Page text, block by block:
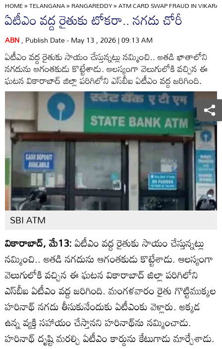
HOME»TELANGANA»RANGAREDDY»ATM CARD SWAP FRAUD IN
ఏటీఎం వద్ద రైతుకు టోకరా.. నగదు చోరీ
ABN, Publish Date - May 13 , 2026 | 09:13 AM
ఏటీఎం వద్ద రైతుకు సాయం చేస్తున్నట్లు నమ్మించి.. అతడి ఖాతాలోని
నగదును ఆగంతకుడు కొట్టేశాడు. ఆలస్యంగా వెలుగులోకి వచ్చిన ఈ
ఘటన వికారాబాద్ జిల్లా పరిగిలోని ఎస్‌బీఐ ఏటీఎం వద్ద జరిగింది.
SBI ATM
వికారాబాద్, మే13:ఏటీఎం వద్ద రైతుకు సాయం చేస్తున్నట్లు
నమ్మించి.. అతడి నగదును ఆగంతకుడు కొట్టేశాడు. ఆలస్యంగా
వెలుగులోకి వచ్చిన ఈ ఘటన వికారాబాద్ జిల్లా పరిగిలోని
ఎస్‌బీఐ ఏటీఎం వద్ద జరిగింది. మంగళవారం రైతు గొట్టిముక్కల
హరినాథ్ నగదు తీసుకునేందుకు ఏటీఎంకు వెళ్లారు. అక్కడ
ఉన్న వ్యక్తి సహాయం చేస్తానని హరినాథ్‌ను నమ్మించాడు.
హరినాథ్ దృష్టి మరల్చి ఏటీఎం కార్డును కేటుగాడు మార్చేశాడు.